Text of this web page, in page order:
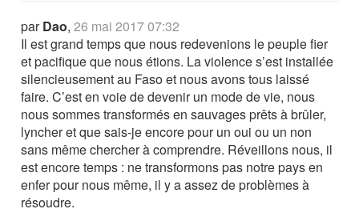
parDao,26 mai 2017 07:32
Il est grand temps que nous redevenions le peuple fier
et pacifique que nous étions. La violence s’est installée
silencieusement au Faso et nous avons tous laissé
faire. C’est en voie de devenir un mode de vie, nous
nous sommes transformés en sauvages prêts à brûler,
lyncher et que sais-je encore pour un oui ou un non
sans même chercher à comprendre. Réveillons nous, il
est encore temps : ne transformons pas notre pays en
enfer pour nous même, il y a assez de problèmes à
résoudre.